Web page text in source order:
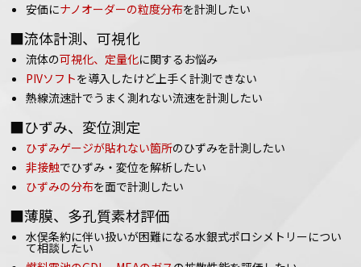
安価にナノオーダーの粒度分布を計測したい
■流体計測、可視化
流体の可視化、定量化に関するお悩み
PIVソフトを導入したけど上手く計測できない
熱線流速計でうまく測れない流速を計測したい
■ひずみ、変位測定
ひずみゲージが貼れない箇所のひずみを計測したい
非接触でひずみ・変位を解析したい
ひずみの分布を面で計測したい
■薄膜、多孔質素材評価
水俣条約に伴い扱いが困難になる水銀式ポロシメトリーについ
て相談したい